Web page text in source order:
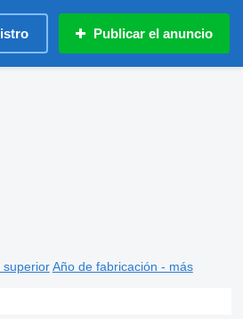
Publicar el anuncio
superior Año de fabricación - más